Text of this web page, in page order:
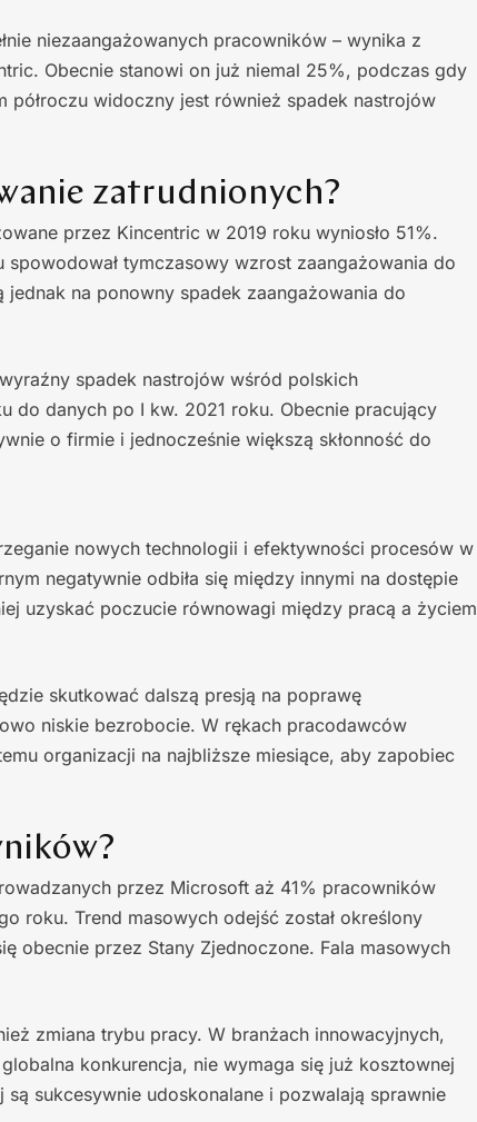
niezaangażowanych pracowników – wynika z
Obecnie stanowi on już niemal 25%, podczas gdy
widoczny jest również spadek nastrojów
zatrudnionych?
przez Kincentric w 2019 roku wyniosło 51%.
tymczasowy wzrost zaangażowania do
na ponowny spadek zaangażowania do
spadek nastrojów wśród polskich
do danych po I kw. 2021 roku. Obecnie pracujący
o firmie i jednocześnie większą skłonność do
nowych technologii i efektywności procesów w
negatywnie odbiła się między innymi na dostępie
uzyskać poczucie równowagi między pracą a życiem
skutkować dalszą presją na poprawę
niskie bezrobocie. W rękach pracodawców
organizacji na najbliższe miesiące, aby zapobiec
przez Microsoft aż 41% pracowników
roku. Trend masowych odejść został określony
obecnie przez Stany Zjednoczone. Fala masowych
zmiana trybu pracy. W branżach innowacyjnych,
konkurencja, nie wymaga się już kosztownej
sukcesywnie udoskonalane i pozwalają sprawnie